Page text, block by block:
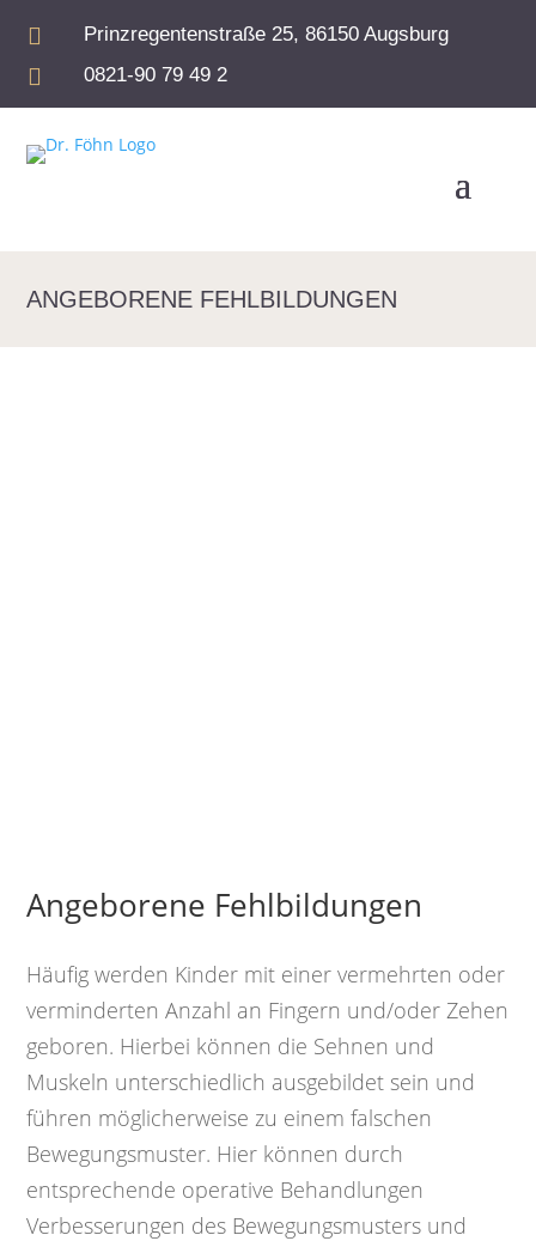
 Prinzregentenstraße 25, 86150 Augsburg
 0821-90 79 49 2
ANGEBORENE FEHLBILDUNGEN
Angeborene Fehlbildungen
Häufig werden Kinder mit einer vermehrten oder
verminderten Anzahl an Fingern und/oder Zehen
geboren. Hierbei können die Sehnen und
Muskeln unterschiedlich ausgebildet sein und
führen möglicherweise zu einem falschen
Bewegungsmuster. Hier können durch
entsprechende operative Behandlungen
Verbesserungen des Bewegungsmusters und